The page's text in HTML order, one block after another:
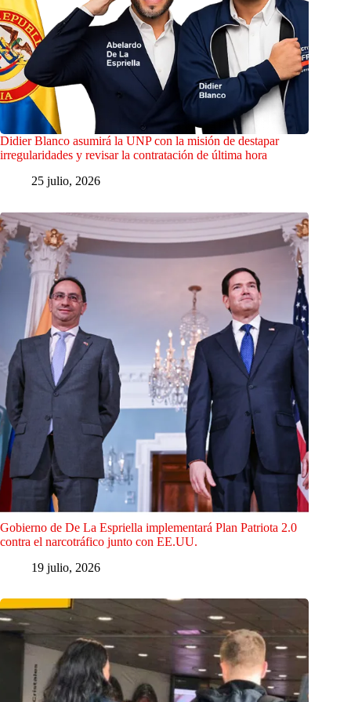
Didier Blanco asumirá la UNP con la misión de destapar
irregularidades y revisar la contratación de última hora
25 julio, 2026
Gobierno de De La Espriella implementará Plan Patriota 2.0
contra el narcotráfico junto con EE.UU.
19 julio, 2026